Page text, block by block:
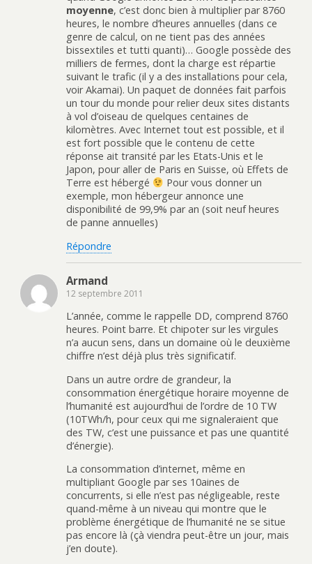
moyenne, c’est donc bien à multiplier par 8760
heures, le nombre d’heures annuelles (dans ce
genre de calcul, on ne tient pas des années
bissextiles et tutti quanti)… Google possède des
milliers de fermes, dont la charge est répartie
suivant le trafic (il y a des installations pour cela,
voir Akamai). Un paquet de données fait parfois
un tour du monde pour relier deux sites distants
à vol d’oiseau de quelques centaines de
kilomètres. Avec Internet tout est possible, et il
est fort possible que le contenu de cette
réponse ait transité par les Etats-Unis et le
Japon, pour aller de Paris en Suisse, où Effets de
Terre est hébergé
Pour vous donner un
exemple, mon hébergeur annonce une
disponibilité de 99,9% par an (soit neuf heures
de panne annuelles)
Répondre
Armand
12 septembre 2011
L’année, comme le rappelle DD, comprend 8760
heures. Point barre. Et chipoter sur les virgules
n’a aucun sens, dans un domaine où le deuxième
chiffre n’est déjà plus très significatif.
Dans un autre ordre de grandeur, la
consommation énergétique horaire moyenne de
l’humanité est aujourd’hui de l’ordre de 10 TW
(10TWh/h, pour ceux qui me signaleraient que
des TW, c’est une puissance et pas une quantité
d’énergie).
La consommation d’internet, même en
multipliant Google par ses 10aines de
concurrents, si elle n’est pas négligeable, reste
quand-même à un niveau qui montre que le
problème énergétique de l’humanité ne se situe
pas encore là (çà viendra peut-être un jour, mais
j’en doute).